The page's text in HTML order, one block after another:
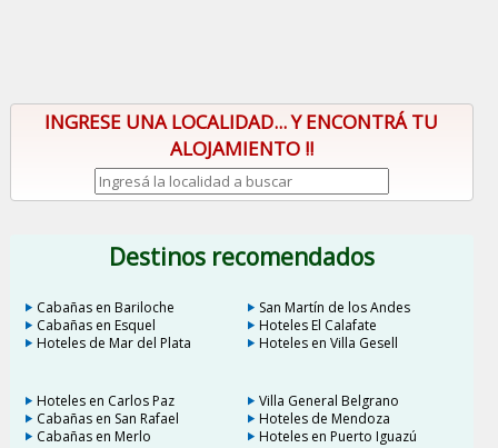
INGRESE UNA LOCALIDAD... Y ENCONTRÁ TU
ALOJAMIENTO !!
Destinos recomendados
Cabañas en Bariloche
San Martín de los Andes
Cabañas en Esquel
Hoteles El Calafate
Hoteles de Mar del Plata
Hoteles en Villa Gesell
Hoteles en Carlos Paz
Villa General Belgrano
Cabañas en San Rafael
Hoteles de Mendoza
Cabañas en Merlo
Hoteles en Puerto Iguazú